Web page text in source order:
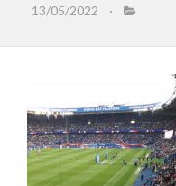
13/05/2022 ·